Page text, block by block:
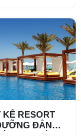
KẾ RESORT
ĐẲNG